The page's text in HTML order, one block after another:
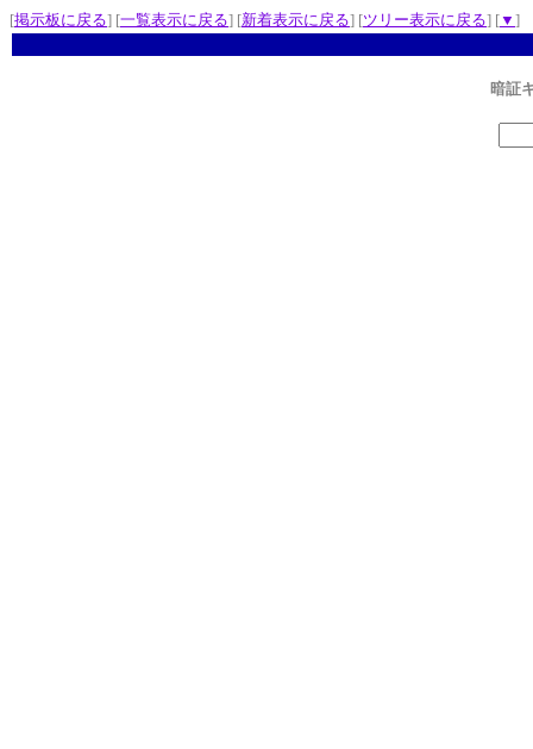
[掲示板に戻る] [一覧表示に戻る] [新着表示に戻る] [ツリー表示に戻る] [▼ ]
暗証